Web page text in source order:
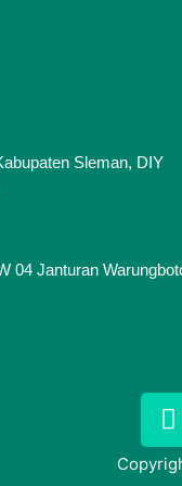
Sleman, DIY
04 Janturan
F
a
c